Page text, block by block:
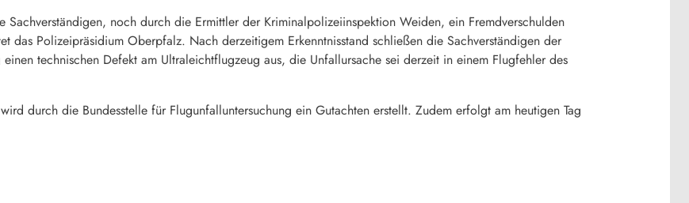
Sachverständigen, noch durch die Ermittler der Kriminalpolizeiinspektion Weiden, ein Fremdverschulden
das Polizeipräsidium Oberpfalz. Nach derzeitigem Erkenntnisstand schließen die Sachverständigen der
technischen Defekt am Ultraleichtflugzeug aus, die Unfallursache sei derzeit in einem Flugfehler des
durch die Bundesstelle für Flugunfalluntersuchung ein Gutachten erstellt. Zudem erfolgt am heutigen Tag